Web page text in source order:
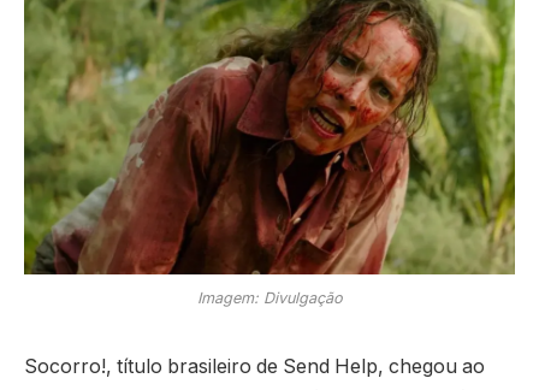
Imagem: Divulgação
Socorro!, título brasileiro de Send Help, chegou ao